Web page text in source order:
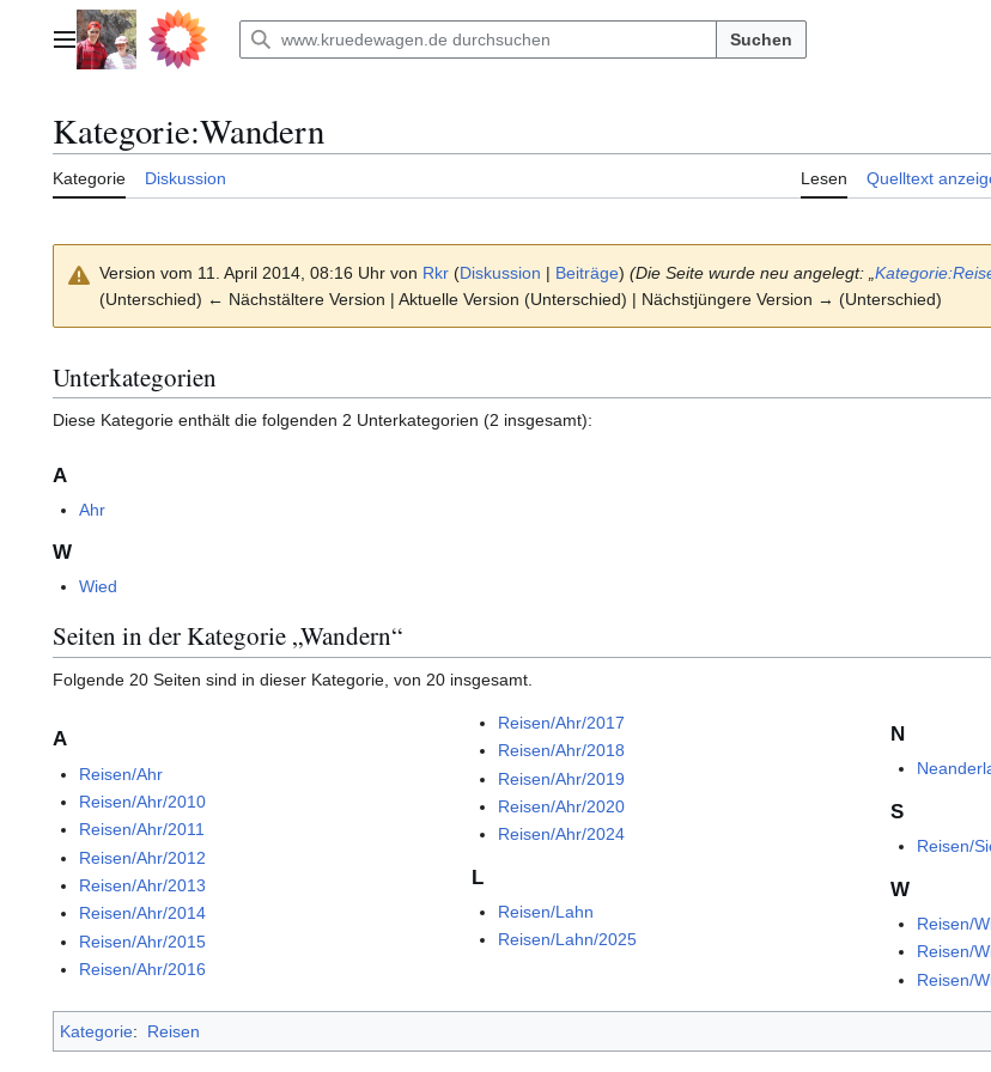
springenHauptmenü Suchen
Kategorie:Wandern
Kategorie Diskussion Lesen Quelltext
Version vom 11. April 2014, 08:16 Uhr von Rkr (Diskussion | Beiträge) (Die Seite wurde neu angelegt: „
(Unterschied) ← Nächstältere Version | Aktuelle Version (Unterschied) | Nächstjüngere Version → (Unterschied)
Unterkategorien
Diese Kategorie enthält die folgenden 2 Unterkategorien (2 insgesamt):
A
Ahr
W
Wied
Seiten in der Kategorie „Wandern“
Folgende 20 Seiten sind in dieser Kategorie, von 20 insgesamt.
A
Reisen/Ahr
Reisen/Ahr/2010
Reisen/Ahr/2011
Reisen/Ahr/2012
Reisen/Ahr/2013
Reisen/Ahr/2014
Reisen/Ahr/2015
Reisen/Ahr/2016
Reisen/Ahr/2017
Reisen/Ahr/2018
Reisen/Ahr/2019
Reisen/Ahr/2020
Reisen/Ahr/2024
L
Reisen/Lahn
Reisen/Lahn/2025
N
S
Reisen/
W
Reisen/
Reisen/
Reisen/
Kategorie: Reisen